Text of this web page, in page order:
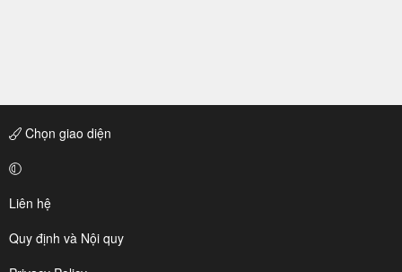
Chọn giao diện
Liên hệ
Quy định và Nội quy